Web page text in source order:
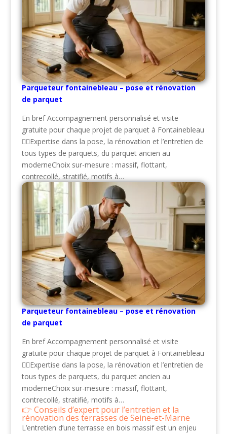
Parqueteur fontainebleau – pose et rénovation
de parquet
En bref Accompagnement personnalisé et visite
gratuite pour chaque projet de parquet à Fontainebleau
👷‍♂️Expertise dans la pose, la rénovation et l’entretien de
tous types de parquets, du parquet ancien au
moderneChoix sur-mesure : massif, flottant,
contrecollé, stratifié, motifs à…
Parqueteur fontainebleau – pose et rénovation
de parquet
En bref Accompagnement personnalisé et visite
gratuite pour chaque projet de parquet à Fontainebleau
👷‍♂️Expertise dans la pose, la rénovation et l’entretien de
tous types de parquets, du parquet ancien au
moderneChoix sur-mesure : massif, flottant,
contrecollé, stratifié, motifs à…
Conseils d’expert pour l’entretien et la
rénovation des terrasses de Seine-et-Marne
L’entretien d’une terrasse en bois massif est un enjeu